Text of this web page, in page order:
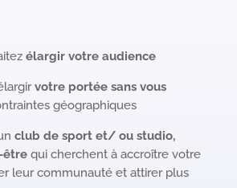
élargir votre audience
largirvotre portée sans vous
géographiques
club de sport et/ ou studio,
êtrequi cherchent à accroître votre
leur communauté et attirer plus